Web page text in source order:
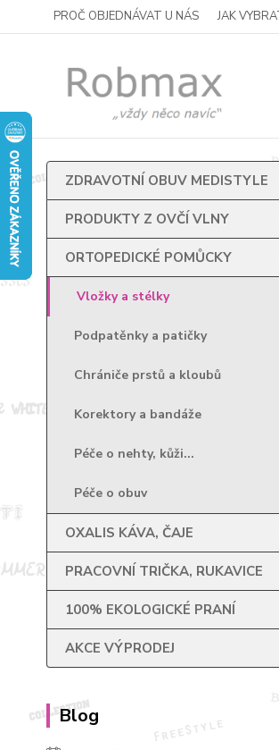
PROČ OBJEDNÁVAT U NÁS JAK
ZDRAVOTNÍ OBUV MEDISTYLE
PRODUKTY Z OVČÍ VLNY
ORTOPEDICKÉ POMŮCKY
Vložky a stélky
Podpatěnky a patičky
Chrániče prstů a kloubů
Korektory a bandáže
Péče o nehty, kůži...
Péče o obuv
OXALIS KÁVA, ČAJE
PRACOVNÍ TRIČKA, RUKAVICE
100% EKOLOGICKÉ PRANÍ
AKCE VÝPRODEJ
Blog